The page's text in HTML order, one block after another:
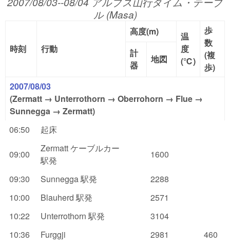
ル (Masa)
時刻 行動
高度(m)
温
度
(℃)
歩
数
(複
歩)
計
器
地図
2007/08/03
(Zermatt → Unterrothorn → Oberrohorn → Flue →
Sunnegga → Zermatt)
06:50
起床
09:00
Zermatt ケーブルカー
駅発
1600
09:30 Sunnegga 駅発
2288
10:00
Blauherd 駅発
2571
10:22
Unterrothorn 駅発
3104
10:36
Furggji 2981 460